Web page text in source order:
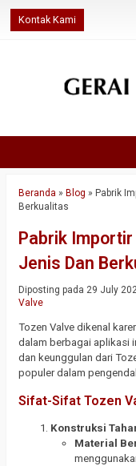
Kontak Kami
Beranda » Blog » Pabrik
Berkualitas
Pabrik Importir
Jenis Dan
Diposting pada 29 July
Valve
Tozen Valve dikenal
dalam berbagai aplikasi
dan keunggulan dari
populer dalam
Sifat-Sifat Tozen
Konstruksi
Material